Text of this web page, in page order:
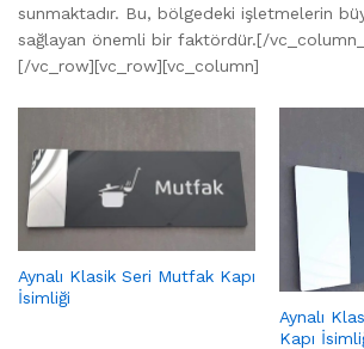
sunmaktadır. Bu, bölgedeki işletmelerin
sağlayan önemli bir faktördür.[/
[/vc_row][vc_row][vc_column]
Aynalı Klasik Seri Mutfak Kapı
İsimliği
Aynalı
Kapı